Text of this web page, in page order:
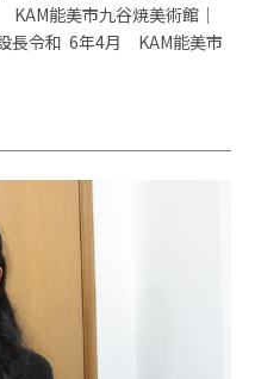
能美市九谷焼美術館│
長令和 6年4月 KAM能美市